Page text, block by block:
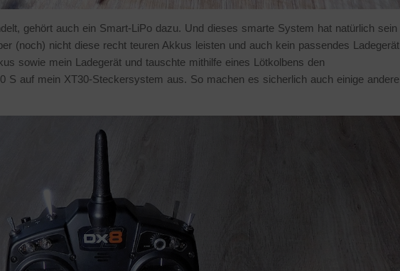
gehört auch ein Smart-LiPo dazu. Und dieses smarte System hat natürlich sein
(noch) nicht diese recht teuren Akkus leisten und auch kein passendes Ladegerät
sowie mein Ladegerät und tauschte mithilfe eines Lötkolbens den
S auf mein XT30-Steckersystem aus. So machen es sicherlich auch einige andere